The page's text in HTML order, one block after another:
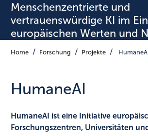
Menschenzentrierte und
vertrauenswürdige KI im
europäischen Werten und
Home Forschung Projekte
HumaneAI
HumaneAI ist eine Initiative
Forschungszentren, Universitäten